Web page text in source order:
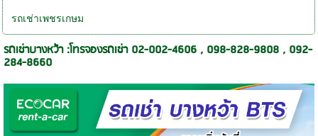
รถเช่าเพชรเกษม
รถเช่าบางหว้า :โทรจองรถเช่า 02-002-4606 , 098-828-9808 , 092-
284-8660